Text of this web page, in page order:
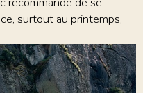
surtout au printemps,